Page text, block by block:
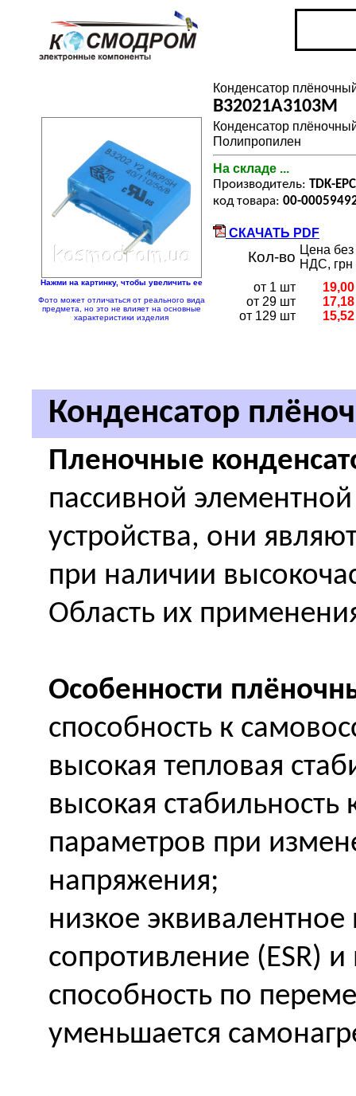
Нажми на картинку, чтобы увеличить ее
Фото может отличаться от реального вида
предмета, но это не влияет на основные
характеристики изделия
Конденсатор
B32021A3103M
Конденсатор
Полипропилен
На складе ...
Производитель: TDK-EPC
код товара: 00-
СКАЧАТЬ PDF
Кол-во Цена без
НДС, грн
от 1 шт
от 29 шт
от 129 шт
19,00
17,18
15,52
Конденсатор
Пленочные
пассивной
устройства, они
при наличии
Область их
Особенности
способность к
высокая тепловая
высокая стабильность
параметров при
напряжения;
низкое
сопротивление (ESR)
способность по
уменьшается